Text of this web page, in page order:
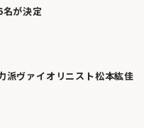
が決定
派ヴァイオリニスト松本紘佳